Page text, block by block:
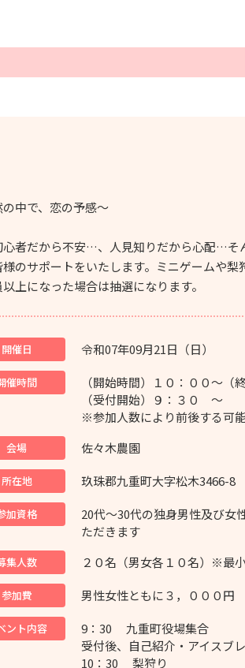
中で、恋の予感～
心者だから不安…、人見知りだから心配…そ
のサポートをいたします。ミニゲームや
上になった場合は抽選になります。
開催日 令和07年09月21日（日）
催時間
（開始時間）１０：００～（
（受付開始）９：３０ ～
※参加人数により前後する可能
会場 佐々木農園
所在地 玖珠郡九重町大字松木3466-8
加資格
20代～30代の独身男性及び
ただきます
集人数 ２０名（男女各１０名）※最
参加費 男性女性ともに３，０００円
ント内容
9：30 九重町役場集合
受付後、自己紹介・アイス
10：30 梨狩り